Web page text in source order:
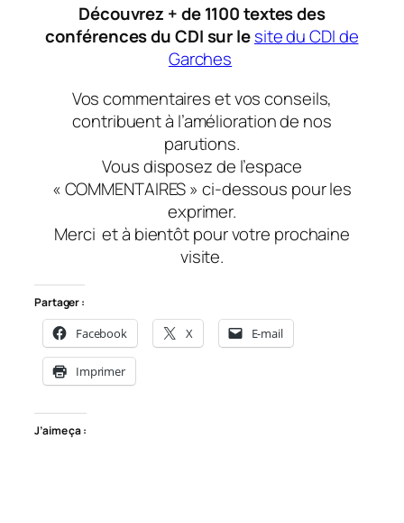
Découvrez + de 1100 textes des
conférences du CDI sur lesite du CDI de
Garches
Vos commentaires et vos conseils,
contribuent à l’amélioration de nos
parutions.
Vous disposez de l’espace
« COMMENTAIRES » ci-dessous pour les
exprimer.
Merci et à bientôtpour votre prochaine
visite.
Partager :
Facebook X E-mail
Imprimer
J’aime ça :